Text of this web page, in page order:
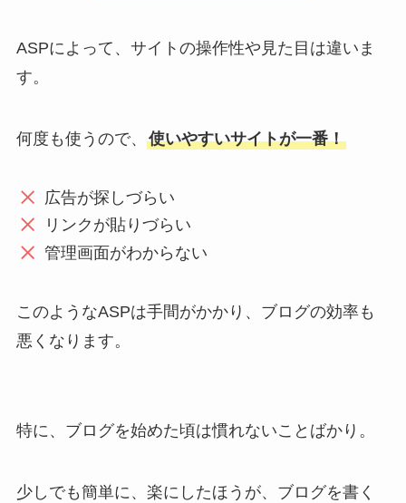
ASPによって、サイトの操作性や見た目は違いま
す。
何度も使うので、 使いやすいサイトが一番！
広告が探しづらい
リンクが貼りづらい
管理画面がわからない
このようなASPは手間がかかり、ブログの効率も
悪くなります。
特に、ブログを始めた頃は慣れないことばかり。
少しでも簡単に、楽にしたほうが、ブログを書く